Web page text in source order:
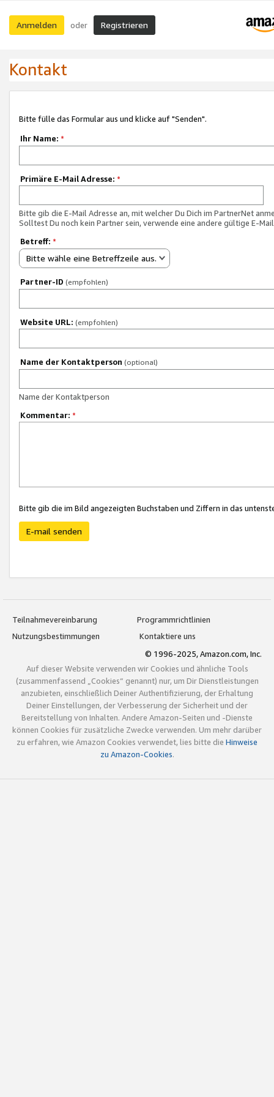
Anmelden oder Registrieren
Kontakt
Bitte fülle das Formular aus und klicke auf "Senden".
Ihr Name: *
Primäre E-Mail Adresse: *
Bitte gib die E-Mail Adresse an, mit welcher Du Dich im PartnerNet
Solltest Du noch kein Partner sein, verwende eine andere gültige E-
Betreff: *
Bitte wähle eine Betreffzeile aus.
Partner-ID (empfohlen)
Website URL: (empfohlen)
Name der Kontaktperson (optional)
Name der Kontaktperson
Kommentar: *
Bitte gib die im Bild angezeigten Buchstaben und Ziffern in das
E-mail senden
Teilnahmevereinbarung
Programmrichtlinien
Nutzungsbestimmungen
Kontaktiere uns
© 1996-2025, Amazon.com, Inc.
Auf dieser Website verwenden wir Cookies und ähnliche Tools
(zusammenfassend „Cookies“ genannt) nur, um Dir Dienstleistungen
anzubieten, einschließlich Deiner Authentifizierung, der Erhaltung
Deiner Einstellungen, der Verbesserung der Sicherheit und der
Bereitstellung von Inhalten. Andere Amazon-Seiten und -Dienste
können Cookies für zusätzliche Zwecke verwenden. Um mehr darüber
zu erfahren, wie Amazon Cookies verwendet, lies bitte die Hinweise
zu Amazon-Cookies.